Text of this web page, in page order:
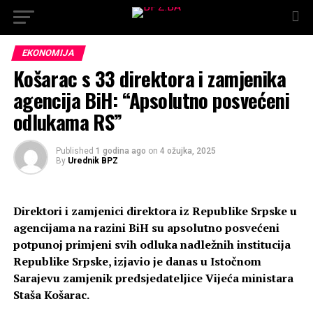
EKONOMIJA
Košarac s 33 direktora i zamjenika
agencija BiH: “Apsolutno posvećeni
odlukama RS”
Published 1 godina ago on 4 ožujka, 2025
By Urednik BPZ
Direktori i zamjenici direktora iz Republike Srpske u
agencijama na razini BiH su apsolutno posvećeni
potpunoj primjeni svih odluka nadležnih institucija
Republike Srpske, izjavio je danas u Istočnom
Sarajevu zamjenik predsjedateljice Vijeća ministara
Staša Košarac.